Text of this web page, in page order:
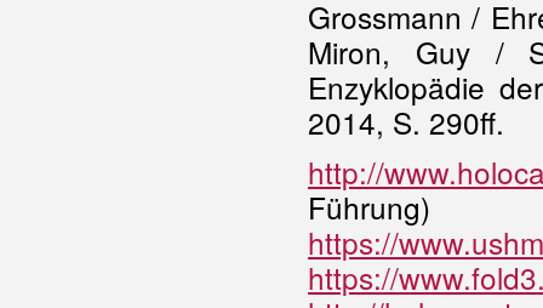
Grossmann /
Miron, Guy /
Enzyklopädie
2014, S. 290ff.
http://
Führung)
https://
https://